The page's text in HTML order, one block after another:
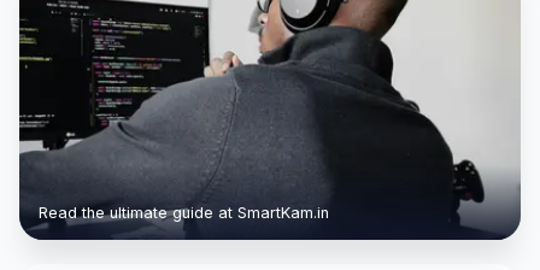
Read the ultimate guide at SmartKam.in